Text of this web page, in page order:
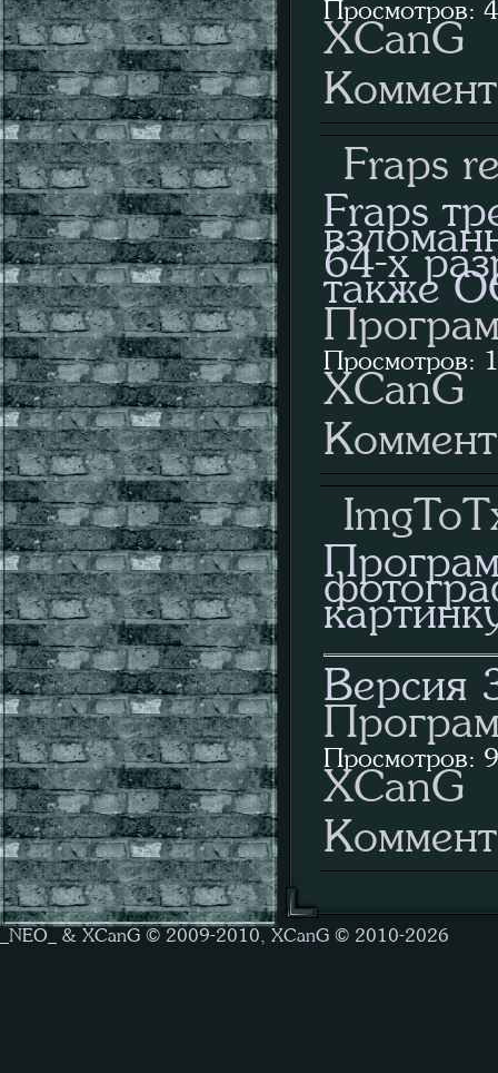
Просмотров:
XCanG
Fraps
Fraps
64-х
также
Просмотров:
XCanG
Версия
Просмотров:
XCanG
_NEO_ & XCanG © 2009-2010, XCanG © 2010-2026